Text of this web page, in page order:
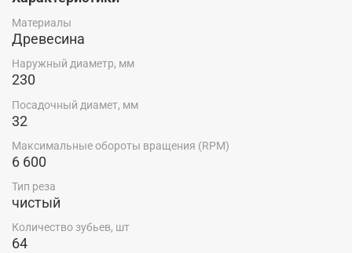
Материалы
Древесина
Наружный диаметр, мм
230
Посадочный диамет, мм
32
Максимальные обороты вращения (RPM)
6 600
Тип реза
чистый
Количество зубьев, шт
64